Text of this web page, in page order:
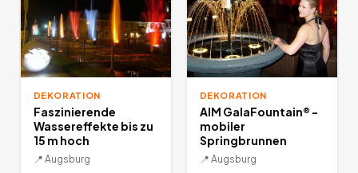
DEKORATION
Faszinierende
Wassereffekte bis zu
15 m hoch
📍 Augsburg
DEKORATION
AIM GalaFountain® -
mobiler
Springbrunnen
📍 Augsburg